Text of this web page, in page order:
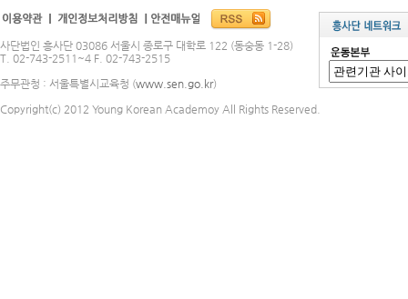
사단법인 흥사단 03086 서울시 종로구 대학로 122 (동숭동 1-28)
T. 02-743-2511~4 F. 02-743-2515
주무관청 : 서울특별시교육청 (www.sen.go.kr)
Copyright(c) 2012 Young Korean Academoy All Rights Reserved.